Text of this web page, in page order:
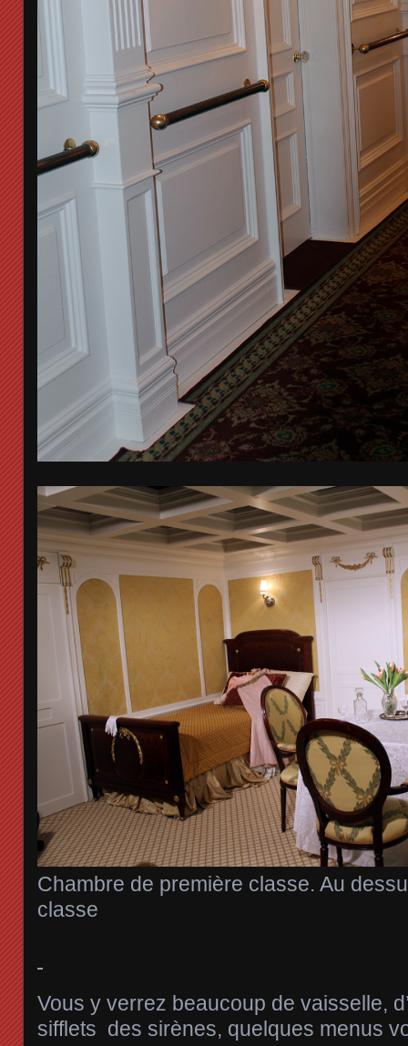
Chambre de première classe. Au
classe
Vous y verrez beaucoup de vaisselle,
sifflets des sirènes, quelques menus